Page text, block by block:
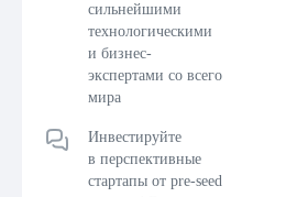
сильнейшими
технологическими
и бизнес-
экспертами со всего
мира
Инвестируйте
в перспективные
стартапы от pre-seed